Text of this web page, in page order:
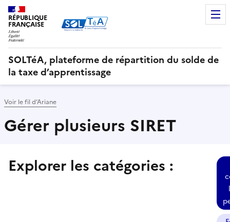
RÉPUBLIQUE
FRANÇAISE
SOLTéA, plateforme de répartition du solde de
la taxe d’apprentissage
Voir le fil d’Ariane
Gérer plusieurs SIRET
Explorer les catégories :
Sélectionner une des thématiques suivantes et